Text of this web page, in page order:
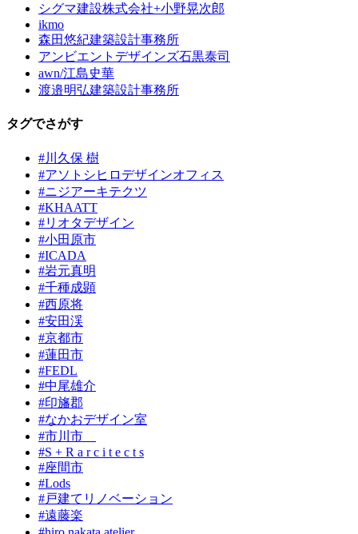
シグマ建設株式会社+小野晃次郎
ikmo
森田悠紀建築設計事務所
アンビエントデザインズ石黒泰司
awn/江島史華
渡邉明弘建築設計事務所
タグでさがす
#川久保 樹
#アソトシヒロデザインオフィス
#ニジアーキテクツ
#KHAATT
#リオタデザイン
#小田原市
#ICADA
#岩元真明
#千種成顕
#西原将
#安田渓
#京都市
#蓮田市
#FEDL
#中尾雄介
#印旛郡
#なかおデザイン室
#市川市
#S + R a r c i t e c t s
#座間市
#Lods
#戸建てリノベーション
#遠藤楽